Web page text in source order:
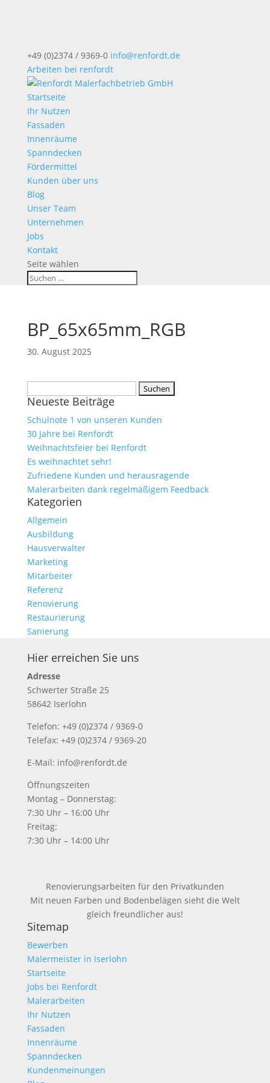
+49 (0)2374 / 9369-0 info@renfordt.de
Arbeiten bei renfordt
Startseite
Ihr Nutzen
Fassaden
Innenräume
Spanndecken
Fördermittel
Kunden über uns
Blog
Unser Team
Unternehmen
Jobs
Kontakt
Seite wählen
BP_65x65mm_RGB
30. August 2025
nach:
Neueste Beiträge
Schulnote 1 von unseren Kunden
30 Jahre bei Renfordt
Weihnachtsfeier bei Renfordt
Es weihnachtet sehr!
Zufriedene Kunden und herausragende
Malerarbeiten dank regelmäßigem Feedback
Kategorien
Allgemein
Ausbildung
Hausverwalter
Marketing
Mitarbeiter
Referenz
Renovierung
Restaurierung
Sanierung
Hier erreichen Sie uns
Adresse
Schwerter Straße 25
58642 Iserlohn
Telefon: +49 (0)2374 / 9369-0
Telefax: +49 (0)2374 / 9369-20
E-Mail: info@renfordt.de
Öffnungszeiten
Montag – Donnerstag:
7:30 Uhr – 16:00 Uhr
Freitag:
7:30 Uhr – 14:00 Uhr
Renovierungsarbeiten für den Privatkunden
Mit neuen Farben und Bodenbelägen sieht die Welt
gleich freundlicher aus!
Sitemap
Bewerben
Malermeister in Iserlohn
Startseite
Jobs bei Renfordt
Malerarbeiten
Ihr Nutzen
Fassaden
Innenräume
Spanndecken
Kundenmeinungen